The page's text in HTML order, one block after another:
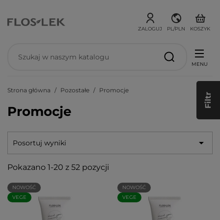
ZALOGUJ PL/PLN KOSZYK
MENU
Strona główna Pozostałe Promocje
Promocje
Posortuj wyniki 
Filtr
Pokazano 1-20 z 52 pozycji
NOWOŚĆ
VEGE
NOWOŚĆ
VEGE